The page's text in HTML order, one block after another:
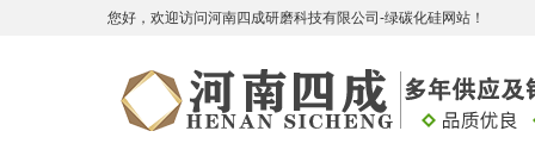
您好，欢迎访问河南四成研磨科技有限公司-绿碳化硅网站！